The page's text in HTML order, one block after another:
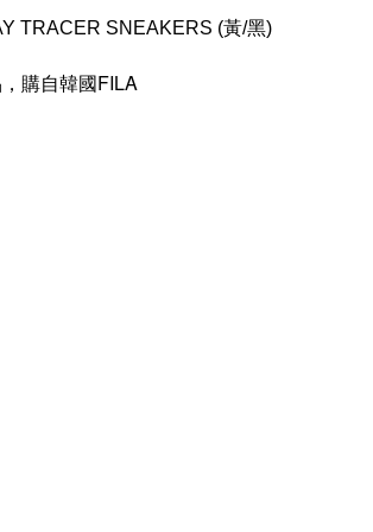
TRACER SNEAKERS (黃/黑)
購自韓國FILA